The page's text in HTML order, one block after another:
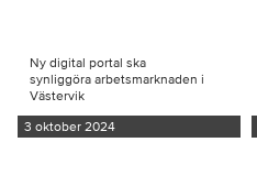
Ny digital portal ska
synliggöra arbetsmarknaden i
Västervik
3 oktober 2024